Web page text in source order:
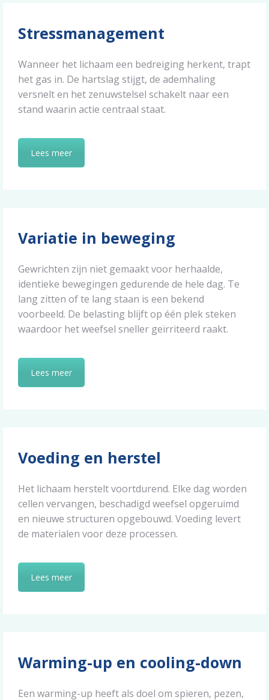
Stressmanagement
Wanneer het lichaam een bedreiging herkent, trapt
het gas in. De hartslag stijgt, de ademhaling
versnelt en het zenuwstelsel schakelt naar een
stand waarin actie centraal staat.
Lees meer
Variatie in beweging
Gewrichten zijn niet gemaakt voor herhaalde,
identieke bewegingen gedurende de hele dag. Te
lang zitten of te lang staan is een bekend
voorbeeld. De belasting blijft op één plek steken
waardoor het weefsel sneller geïrriteerd raakt.
Lees meer
Voeding en herstel
Het lichaam herstelt voortdurend. Elke dag worden
cellen vervangen, beschadigd weefsel opgeruimd
en nieuwe structuren opgebouwd. Voeding levert
de materialen voor deze processen.
Lees meer
Warming-up en cooling-down
Een warming-up heeft als doel om spieren, pezen,